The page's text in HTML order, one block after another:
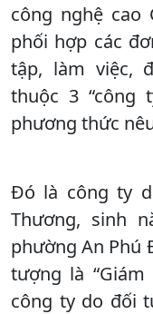
công nghệ cao
phối hợp các
tập, làm việc,
thuộc 3 “công
phương thức
Đó là công ty
Thương, sinh
phường An Phú
tượng là “Giám
công ty do đối